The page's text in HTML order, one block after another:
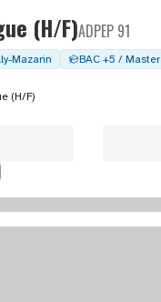
(H/F)ADPEP 91
Mazarin BAC +5 / Master
(H/F)